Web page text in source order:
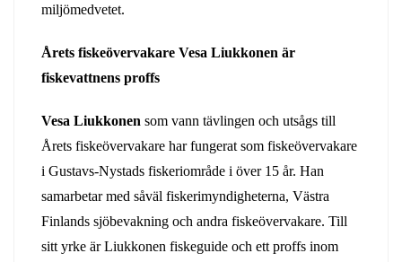
miljömedvetet.
Årets fiskeövervakare Vesa Liukkonen är
fiskevattnens proffs
Vesa Liukkonen som vann tävlingen och utsågs till
Årets fiskeövervakare har fungerat som fiskeövervakare
i Gustavs-Nystads fiskeriområde i över 15 år. Han
samarbetar med såväl fiskerimyndigheterna, Västra
Finlands sjöbevakning och andra fiskeövervakare. Till
sitt yrke är Liukkonen fiskeguide och ett proffs inom